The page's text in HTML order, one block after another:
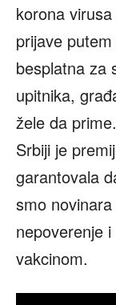
korona
prijave
besplatna za
upitnika,
žele da
Srbiji je
garantovala
smo
nepoverenje
vakcinom.